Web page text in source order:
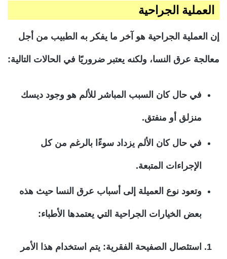
العملية الجراحية
إن العملية الجراحية هو آخر ما يفكر به الطبيب من أجل
معالجة عرق النسا، ولكنه يعتبر ضروريًا في الحالات التالية:
في حال كان السبب المباشر للألم هو وجود ديسك
منزلق أو منفتق.
في حال كان الألم يزداد سوءًا بالرغم من كل
الإجراءات المتبعة.
وتعود نوع العميلة إلى أسباب عرق النسا حيث هذه
بعض الخيارات الجراحية التي يعتمدها الأطباء:
استئصال الصفيحة الفقرية: يتم استخدام هذا الأمر